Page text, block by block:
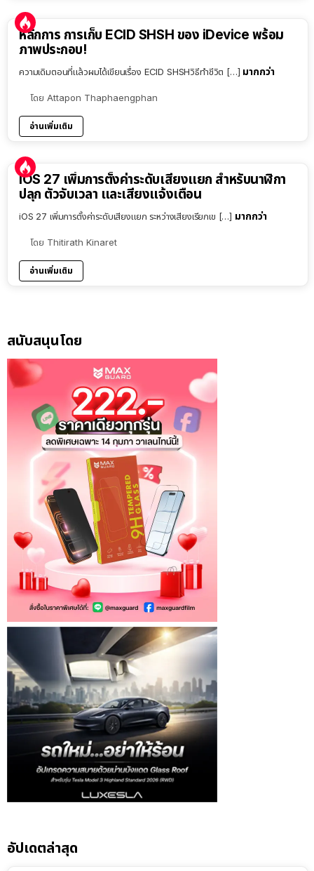
หลักการ การเก็บ ECID SHSH ของ iDevice พร้อม
ภาพประกอบ!
ความเดิมตอนที่แล้วผมได้เขียนเรื่อง ECID SHSHวิธีทำชีวิต […] มากกว่า
โดย Attapon Thaphaengphan
อ่านเพิ่มเติม
iOS 27 เพิ่มการตั้งค่าระดับเสียงแยก สำหรับนาฬิกา
ปลุก ตัวจับเวลา และเสียงแจ้งเตือน
iOS 27 เพิ่มการตั้งค่าระดับเสียงแยก ระหว่างเสียงเรียกเข […] มากกว่า
โดย Thitirath Kinaret
อ่านเพิ่มเติม
สนับสนุนโดย
อัปเดตล่าสุด